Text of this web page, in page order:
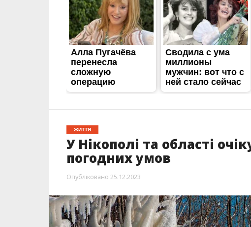
ЖИТТЯ
У Нікополі та області
погодних умов
Опубліковано 25.12.2023